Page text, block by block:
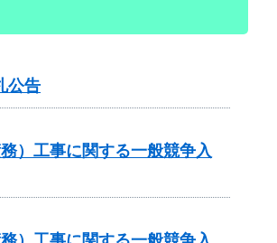
公告
）工事に関する一般競争入